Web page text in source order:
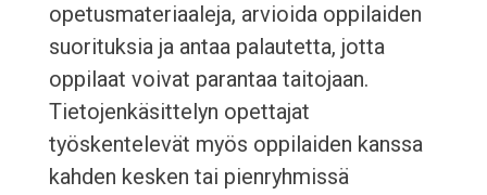
opetusmateriaaleja, arvioida oppilaiden
suorituksia ja antaa palautetta, jotta
oppilaat voivat parantaa taitojaan.
Tietojenkäsittelyn opettajat
työskentelevät myös oppilaiden kanssa
kahden kesken tai pienryhmissä